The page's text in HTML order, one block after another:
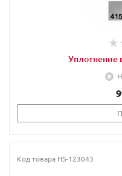
Уплотнение
Код товара HS-123043